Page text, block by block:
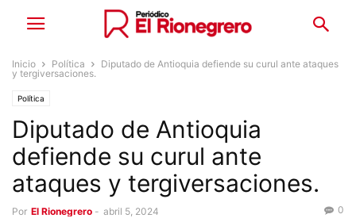
Inicio Política
Diputado de Antioquia defiende su curul ante ataques
y tergiversaciones.
Política
Diputado de Antioquia
defiende su curul ante
ataques y tergiversaciones.
Por El Rionegrero - abril 5, 2024 0